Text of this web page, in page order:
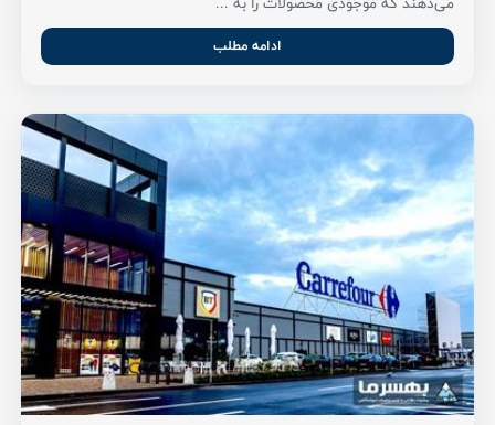
ادامه مطلب